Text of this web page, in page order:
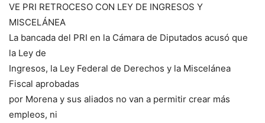
VE PRI RETROCESO CON LEY DE INGRESOS Y
MISCELÁNEA
La bancada del PRI en la Cámara de Diputados acusó que
la Ley de
Ingresos, la Ley Federal de Derechos y la Miscelánea
Fiscal aprobadas
por Morena y sus aliados no van a permitir crear más
empleos, ni